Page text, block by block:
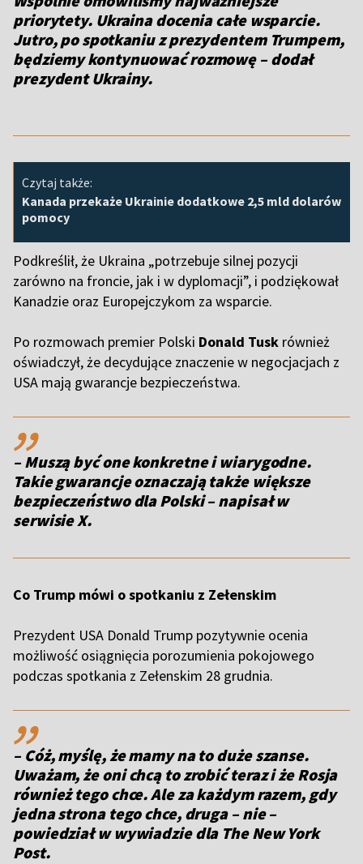
priorytety. Ukraina docenia całe wsparcie.
Jutro, po spotkaniu z prezydentem Trumpem,
będziemy kontynuować rozmowę – dodał
prezydent Ukrainy.
Czytaj także:
Kanada przekaże Ukrainie dodatkowe 2,5 mld dolarów
pomocy
Podkreślił, że Ukraina „potrzebuje silnej pozycji
zarówno na froncie, jak i w dyplomacji”, i podziękował
Kanadzie oraz Europejczykom za wsparcie.
Po rozmowach premier Polski Donald Tusk również
oświadczył, że decydujące znaczenie w negocjacjach z
USA mają gwarancje bezpieczeństwa.
,,
– Muszą być one konkretne i wiarygodne.
Takie gwarancje oznaczają także większe
bezpieczeństwo dla Polski – napisał w
serwisie X.
Co Trump mówi o spotkaniu z Zełenskim
Prezydent USA Donald Trump pozytywnie ocenia
możliwość osiągnięcia porozumienia pokojowego
podczas spotkania z Zełenskim 28 grudnia.
,,
– Cóż, myślę, że mamy na to duże szanse.
Uważam, że oni chcą to zrobić teraz i że Rosja
również tego chce. Ale za każdym razem, gdy
jedna strona tego chce, druga – nie –
powiedział w wywiadzie dla The New York
Post.